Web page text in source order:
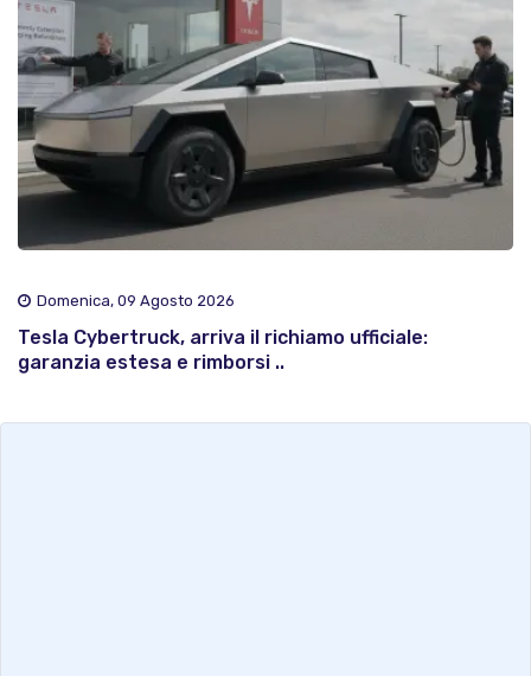
Domenica, 09 Agosto 2026
Tesla Cybertruck, arriva il richiamo ufficiale:
garanzia estesa e rimborsi ..